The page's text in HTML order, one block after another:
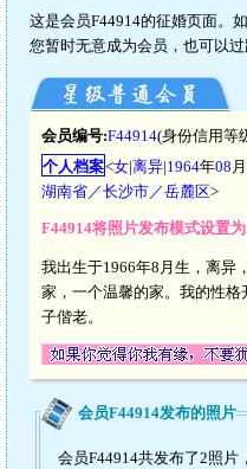
这是会员F44914的征婚页面。
您暂时无意成为会员，也可以
会员编号:F44914(身份信用等
个人档案<女|离异|1964年08
湖南省／长沙市／岳麓区>
F44914将照片发布模式设置
我出生于1966年8月生，离异
家，一个温馨的家。我的性
子偕老。
会员F44914发布的照片
会员F44914共发布了2照